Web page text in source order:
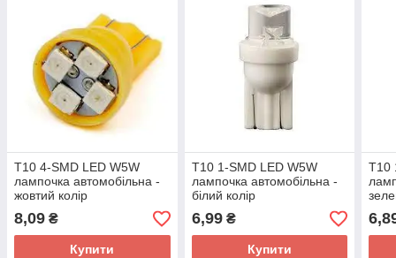
T10 4-SMD LED W5W
лампочка автомобільна -
жовтий колір
8,09 ₴
Купити
T10 1-SMD LED W5W
лампочка автомобільна -
білий колір
6,99₴
Купити
T10